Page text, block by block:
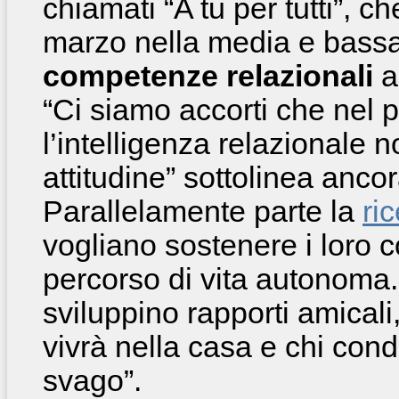
chiamati “A tu per tutti”,
marzo nella media e
competenze relazionali
“Ci siamo accorti che nel
l’intelligenza relazionale
attitudine” sottolinea
Parallelamente parte la
vogliano sostenere i loro
percorso di vita
sviluppino rapporti
vivrà nella casa e chi
svago”.